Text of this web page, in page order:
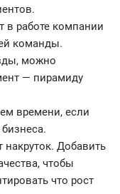
в работе компании
команды.
можно
— пирамиду
времени, если
накруток. Добавить
чтобы
что рост